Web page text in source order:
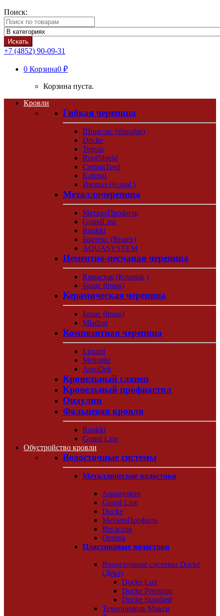
Поиск:
Искать
+7 (4852) 90-09-31
0 Корзина0 ₽
Корзина пуста.
Кровли
Гибкая черепица
Шинглас (shinglas)
Döcke
Tegola
RoofShield
CertainTeed
Katepal
Икопал (Icopal )
Металлочерепица
МеталлПрофиль
GrandLine
Ruukki
Братекс (Bratex)
AQUASYSTEM
Цементно-песчаная черепица
Криастак (Kriastak )
Браас (braas)
Керамическая черепица
Браас (braas)
Mladost
Композитная черепица
Luxard
Metrotile
AeroDek
Кровельный сланец
Кровельный профнастил
Ондулин
Фальцевая кровля
Ruukki
Grand Line
Обустройство кровли
Водосточные системы
Металлические водостоки
Aquasystem
Grand Line
Docke
МеталлПрофиль
Вегасток
Optima
Пластиковые водостоки
Водосточные системы Docke
(Дёке)
Docke Lux
Docke Premium
Docke Standard
Технониколь Макси